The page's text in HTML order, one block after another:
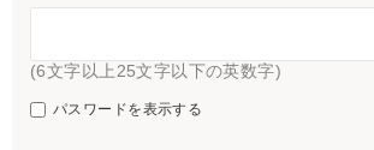
(6文字以上25文字以下の英数字)
パスワードを表示する